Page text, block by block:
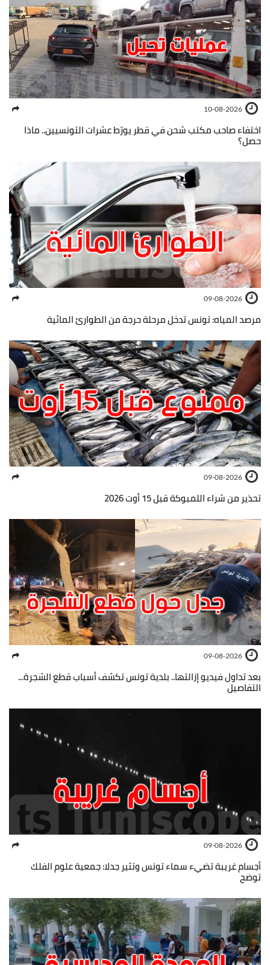
10-08-2026
اختفاء صاحب مكتب شحن في قطر يورّط عشرات التونسيين.. ماذا
حصل؟
09-08-2026
مرصد المياه: تونس تدخل مرحلة حرجة من الطوارئ المائية
09-08-2026
تحذير من شراء اللمبوكة قبل 15 أوت 2026
09-08-2026
بعد تداول فيديو إزالتها.. بلدية تونس تكشف أسباب قطع الشجرة...
التفاصيل
09-08-2026
أجسام غريبة تضيء سماء تونس وتثير جدلا: جمعية علوم الفلك
توضح